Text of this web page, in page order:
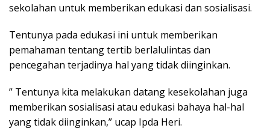
sekolahan untuk memberikan edukasi dan sosialisasi.
Tentunya pada edukasi ini untuk memberikan
pemahaman tentang tertib berlalulintas dan
pencegahan terjadinya hal yang tidak diinginkan.
” Tentunya kita melakukan datang kesekolahan juga
memberikan sosialisasi atau edukasi bahaya hal-hal
yang tidak diinginkan,” ucap Ipda Heri.